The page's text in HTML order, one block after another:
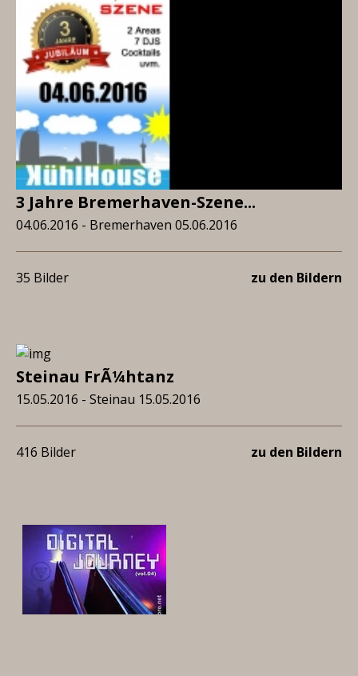
3 Jahre Bremerhaven-Szene...
04.06.2016 - Bremerhaven 05.06.2016
35 Bilder zu den Bildern
Steinau FrÃ¼htanz
15.05.2016 - Steinau 15.05.2016
416 Bilder zu den Bildern